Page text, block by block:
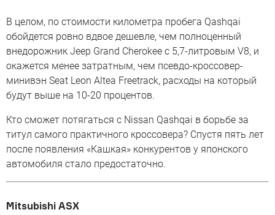
В целом, по стоимости километра пробега Qashqai
обойдется ровно вдвое дешевле, чем полноценный
внедорожник Jeep Grand Cherokee с 5,7-литровым V8, и
окажется менее затратным, чем псевдо-кроссовер-
минивэн Seat Leon Altea Freetrack, расходы на который
будут выше на 10-20 процентов.
Кто сможет потягаться с Nissan Qashqai в борьбе за
титул самого практичного кроссовера? Спустя пять лет
после появления «Кашкая» конкурентов у японского
автомобиля стало предостаточно.
Mitsubishi ASX